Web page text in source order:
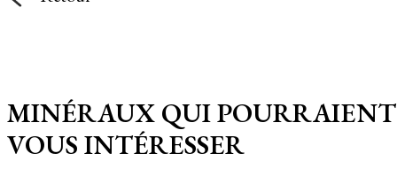
MINÉRAUX QUI POURRAIENT
VOUS INTÉRESSER